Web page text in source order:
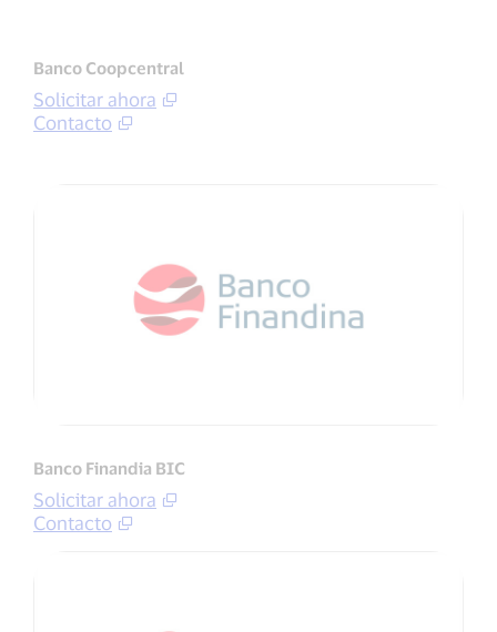
Banco Coopcentral
Solicitar ahora
Contacto
Banco Finandia BIC
Solicitar ahora
Contacto